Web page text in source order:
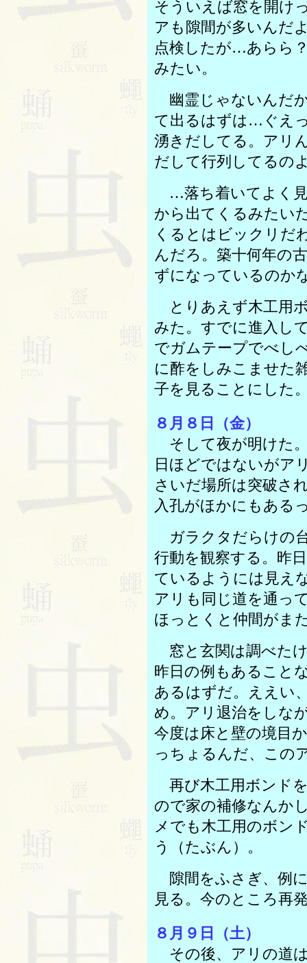
そういえば窓を開け
アも隙間が多いんだ
点検したが…あらら
みたい。
幽霊じゃないんだ
て出るはずは…ぐえ
湧きだしてる。アリ
だして行列してるの
…落ち着いてよく見
から出てくるみたい
くるとはビックリだ
んだろ。築十何年の
ずになっているのか
とりあえず木工用
みた。すでに進入し
でガムテープでべし
に酢をしみこませた
子を見ることにした
８月８日（金）
そして夜が明けた
日ほどではないがア
さいだ場所は突破さ
入孔がほかにもある
ガラクタだらけの
行動を観察する。昨
ているようには見え
アリも同じ道を通っ
ほっとくと仲間がま
窓と玄関は調べた
昨日の例もあること
あるはずだ。ええい
め。アリ退治をしな
今度は床と壁の境目
っちょるんだ、この
再び木工用ボンド
ので家の補修なんか
メでも木工用のボン
う（たぶん）。
隙間をふさぎ、例
見る。今のところ再
８月９日（土）
その後、アリの道